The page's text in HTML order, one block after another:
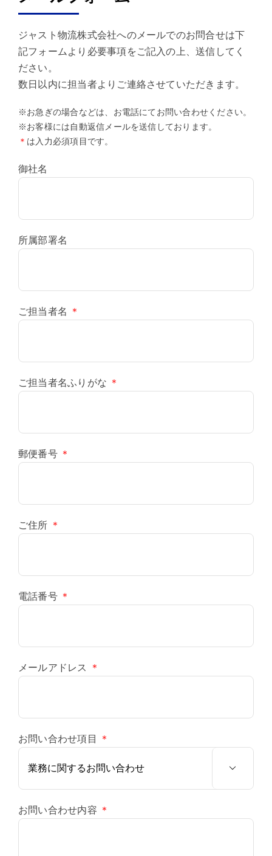
ジャスト物流株式会社へのメールでのお問合せは下
記フォームより必要事項をご記入の上、送信してく
ださい。
数日以内に担当者よりご連絡させていただきます。
※お急ぎの場合などは、お電話にてお問い合わせください。
※お客様には自動返信メールを送信しております。
＊ は入力必須項目です。
御社名
所属部署名
ご担当者名 ＊
ご担当者名ふりがな ＊
郵便番号 ＊
ご住所 ＊
電話番号 ＊
メールアドレス ＊
お問い合わせ項目 ＊

お問い合わせ内容 ＊